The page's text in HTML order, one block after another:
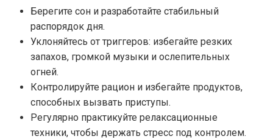
Берегите сон и разработайте стабильный
распорядок дня.
Уклоняйтесь от триггеров: избегайте резких
запахов, громкой музыки и ослепительных
огней.
Контролируйте рацион и избегайте продуктов,
способных вызвать приступы.
Регулярно практикуйте релаксационные
техники, чтобы держать стресс под контролем.